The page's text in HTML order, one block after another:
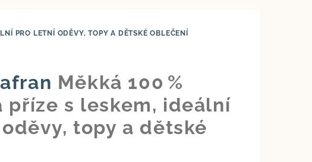
PRO LETNÍ ODĚVY, TOPY A DĚTSKÉ OBLEČENÍ
Měkká 100 %
příze s leskem, ideální
topy a dětské